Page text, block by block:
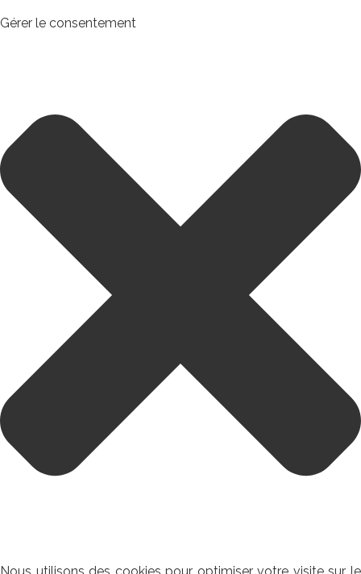
Gérer le consentement
Nous utilisons des cookies pour optimiser votre visite sur le